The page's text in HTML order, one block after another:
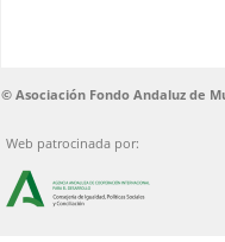
© Asociación Fondo Andaluz de
Web patrocinada por: